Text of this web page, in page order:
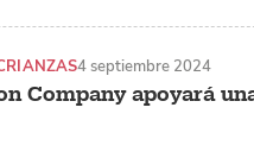
Company apoyará
4 septiembre 2024